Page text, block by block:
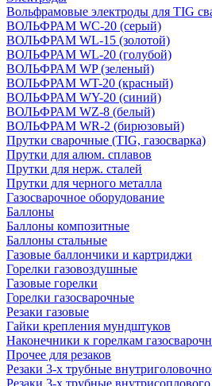
Вольфрамовые электроды для TIG
ВОЛЬФРАМ WC-20 (серый)
ВОЛЬФРАМ WL-15 (золотой)
ВОЛЬФРАМ WL-20 (голубой)
ВОЛЬФРАМ WP (зеленый)
ВОЛЬФРАМ WT-20 (красный)
ВОЛЬФРАМ WY-20 (синий)
ВОЛЬФРАМ WZ-8 (белый)
ВОЛЬФРАМ WR-2 (бирюзовый)
Прутки сварочные (TIG, газосварка)
Прутки для алюм. сплавов
Прутки для нерж. сталей
Прутки для черного металла
Газосварочное оборудование
Баллоны
Баллоны композитные
Баллоны стальные
Газовые баллончики и картриджи
Горелки газовоздушные
Газовые горелки
Горелки газосварочные
Резаки газовые
Гайки крепления мундштуков
Наконечники к горелкам
Прочее для резаков
Резаки 3-х трубные
Резаки 3-х трубные